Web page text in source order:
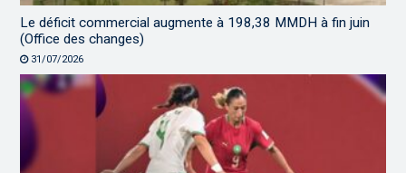
Le déficit commercial augmente à 198,38 MMDH à fin juin
(Office des changes)
31/07/2026